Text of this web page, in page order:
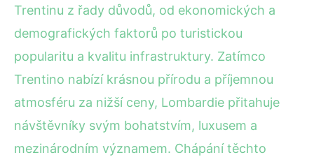
Trentinu z řady důvodů, od ekonomických a
demografických faktorů po turistickou
popularitu a kvalitu infrastruktury. Zatímco
Trentino nabízí krásnou přírodu a příjemnou
atmosféru za nižší ceny, Lombardie přitahuje
návštěvníky svým bohatstvím, luxusem a
mezinárodním významem. Chápání těchto